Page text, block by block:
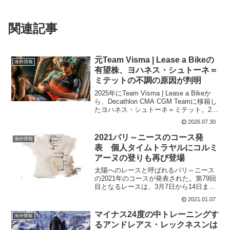
関連記事
海外情報
元Team Visma | Lease a Bikeの
有望株、ヨハネス・シュトーネ＝
ミテットの不調の原因が判明
2025年にTeam Visma | Lease a Bikeか
ら、Decathlon CMA CGM Teamに移籍し
たヨハネス・シュトーネ＝ミテット。24
歳のノルウェー人選手、ヨハネス・シュ
トーネ＝ミテットは、腸骨動脈の狭窄に
よりまもな...
2026.07.30
海外情報
2021パリ～ニースのコース発
表 個人タイムトラヤルにコルミ
アーヌの登りも再び登場
太陽へのレースと呼ばれるパリ～ニース
の2021年のコースが発表された。第79回
目となるレースは、3月7日から14日まで
8ステージ、合計1,239kmで争われる。昨
年は、最終日が行われず、多くのチーム
が途中でレースを去ってしまいました
ね。今年...
2021.01.07
海外情報
マイナス24度の中トレーニングす
るアンドレアス・レックネスンは